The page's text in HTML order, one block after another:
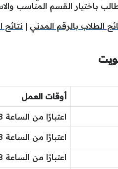
باختيار القسم المناسب
الطلاب بالرقم المدني |
أوقات العمل
اعتبارًا من الساعة 8 صباحًا وحتى الساعة 1 ظهرًا
اعتبارًا من الساعة 8 صباحًا وحتى الساعة 1 ظهرًا
اعتبارًا من الساعة 8 صباحًا وحتى الساعة 1 ظهرًا